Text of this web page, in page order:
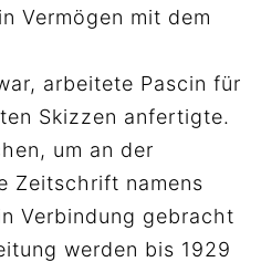
Vermögen mit dem
arbeitete Pascin für
Skizzen anfertigte.
um an der
Zeitschrift namens
Verbindung gebracht
werden bis 1929